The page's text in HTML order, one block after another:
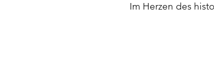
Im Herzen des